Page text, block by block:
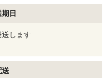
日
送します
送